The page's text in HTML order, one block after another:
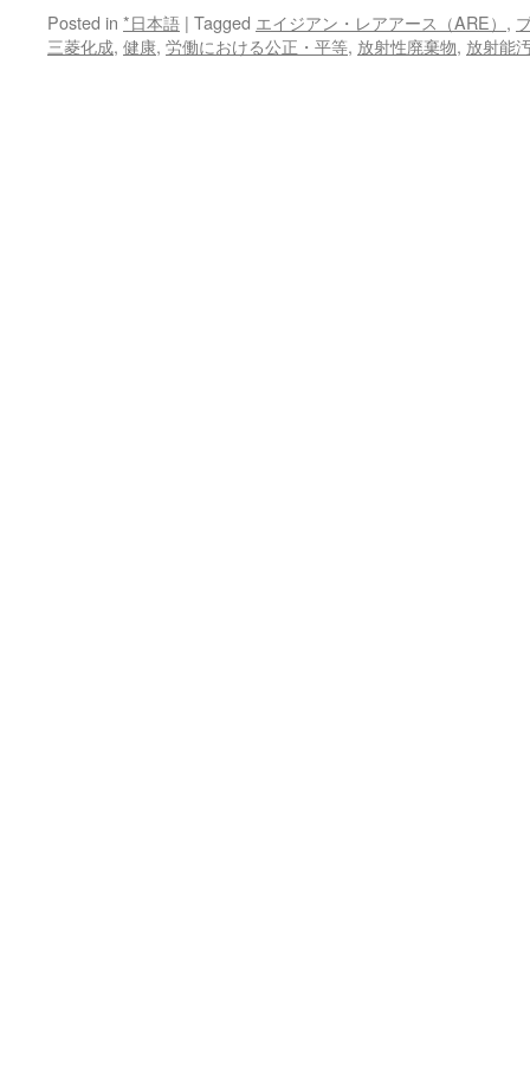
Posted in *日本語 | Tagged エイジアン・レアアース（ARE） ,
三菱化成, 健康, 労働における公正・平等, 放射性廃棄物, 放射能